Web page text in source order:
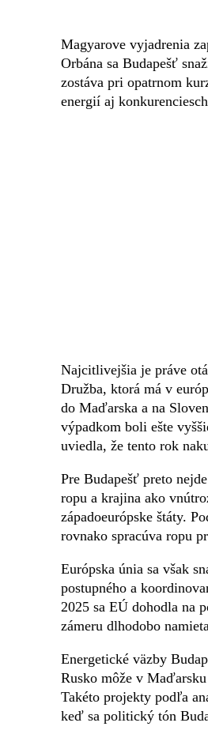
Magyarove vyjadrenia
Orbána sa Budapešť
zostáva pri opatrnom
energií aj
Najcitlivejšia je práve
Družba, ktorá má v
do Maďarska a na
výpadkom boli ešte
uviedla, že tento rok
Pre Budapešť preto
ropu a krajina ako
západoeurópske štáty.
rovnako spracúva ropu
Európska únia sa však
postupného a
2025 sa EÚ dohodla na
zámeru dlhodobo
Energetické väzby
Rusko môže v
Takéto projekty podľa
keď sa politický tón